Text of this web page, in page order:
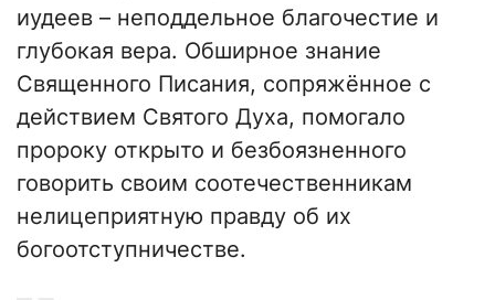
иудеев – неподдельное благочестие и
глубокая вера. Обширное знание
Священного Писания, сопряжённое с
действием Святого Духа, помогало
пророку открыто и безбоязненного
говорить своим соотечественникам
нелицеприятную правду об их
богоотступничестве.